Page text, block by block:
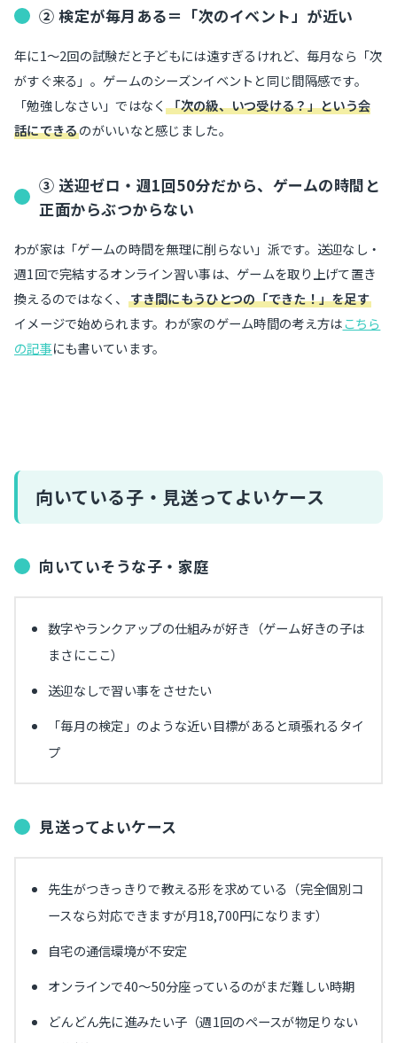
② 検定が毎月ある＝「次のイベント」が近い
年に1〜2回の試験だと子どもには遠すぎるけれど、毎月なら「次
がすぐ来る」。ゲームのシーズンイベントと同じ間隔感です。
「勉強しなさい」ではなく「次の級、いつ受ける？」という会
話にできるのがいいなと感じました。
③ 送迎ゼロ・週1回50分だから、ゲームの時間と
正面からぶつからない
わが家は「ゲームの時間を無理に削らない」派です。送迎なし・
週1回で完結するオンライン習い事は、ゲームを取り上げて置き
換えるのではなく、 すき間にもうひとつの「できた！」を足す
イメージで始められます。わが家のゲーム時間の考え方はこちら
の記事にも書いています。
向いている子・見送ってよいケース
向いていそうな子・家庭
数字やランクアップの仕組みが好き（ゲーム好きの子は
まさにここ）
送迎なしで習い事をさせたい
「毎月の検定」のような近い目標があると頑張れるタイ
プ
見送ってよいケース
先生がつきっきりで教える形を求めている（完全個別コ
ースなら対応できますが月18,700円になります）
自宅の通信環境が不安定
オンラインで40〜50分座っているのがまだ難しい時期
どんどん先に進みたい子（週1回のペースが物足りない